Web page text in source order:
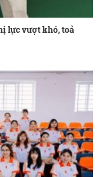
lực vượt khó, toả